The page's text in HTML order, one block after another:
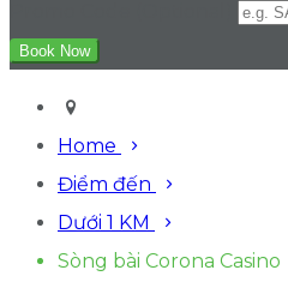
Home
Điểm đến
Dưới 1 KM
Sòng bài Corona Casino